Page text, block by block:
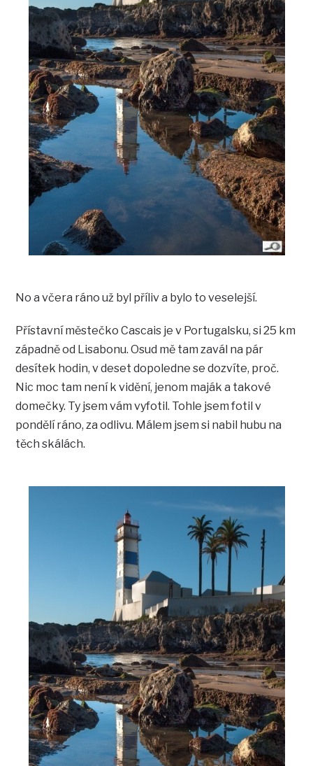
No a včera ráno už byl příliv a bylo to veselejší.
Přístavní městečko Cascais je v Portugalsku, si 25 km
západně od Lisabonu. Osud mě tam zavál na pár
desítek hodin, v deset dopoledne se dozvíte, proč.
Nic moc tam není k vidění, jenom maják a takové
domečky. Ty jsem vám vyfotil. Tohle jsem fotil v
pondělí ráno, za odlivu. Málem jsem si nabil hubu na
těch skálách.